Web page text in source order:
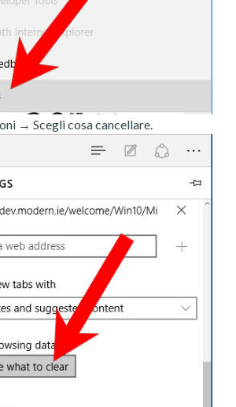
→ Scegli cosa cancellare.